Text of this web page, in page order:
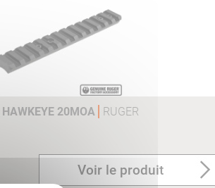
20MOA RUGER
Voir le produit